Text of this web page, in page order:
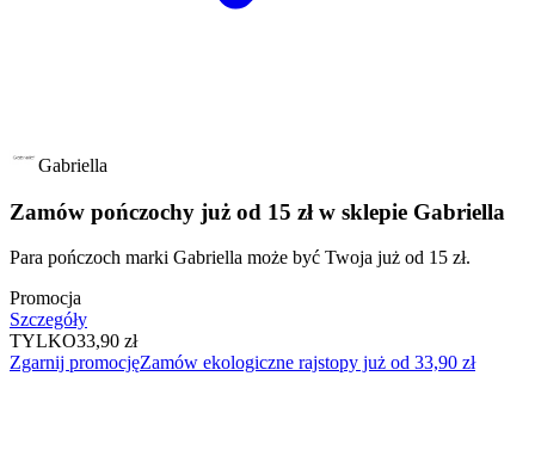
Gabriella
Zamów pończochy już od 15 zł w sklepie Gabriella
Para pończoch marki Gabriella może być Twoja już od 15 zł.
Promocja
Szczegóły
TYLKO33,90 zł
Zgarnij promocjęZamów ekologiczne rajstopy już od 33,90 zł